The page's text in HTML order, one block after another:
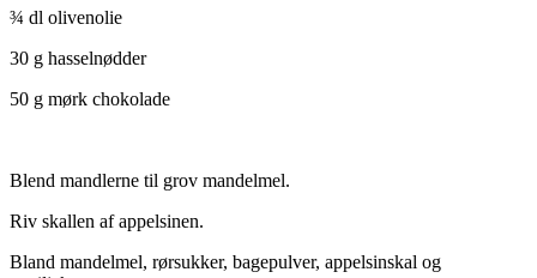
¾ dl olivenolie
30 g hasselnødder
50 g mørk chokolade
Blend mandlerne til grov mandelmel.
Riv skallen af appelsinen.
Bland mandelmel, rørsukker, bagepulver, appelsinskal og